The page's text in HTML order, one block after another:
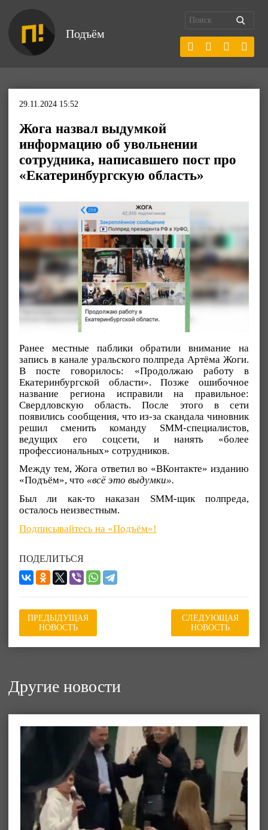
Подъём
29.11.2024 15:52
Жога назвал выдумкой
информацию об увольнении
сотрудника, написавшего пост про
«Екатеринбургскую область»
Ранее местные паблики обратили внимание на
запись в канале уральского полпреда Артёма Жоги.
В посте говорилось: «Продолжаю работу в
Екатеринбургской области». Позже ошибочное
название региона исправили на правильное:
Свердловскую область. После этого в сети
появились сообщения, что из-за скандала чиновник
решил сменить команду SMM-специалистов,
ведущих его соцсети, и нанять «более
профессиональных» сотрудников.
Между тем, Жога ответил во «ВКонтакте» изданию
«Подъём», что «всё это выдумки».
Был ли как-то наказан SMM-щик полпреда,
осталось неизвестным.
Подписывайтесь на «Подъём»!
ПОДЕЛИТЬСЯ
ПРЕДЫДУЩАЯ
НОВОСТЬ
СЛЕДУЮЩАЯ
НОВОСТЬ
Другие новости